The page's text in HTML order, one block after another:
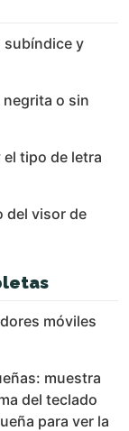
subíndice y
o sin
tipo de letra
del visor de
móviles
muestra
del teclado
para ver la